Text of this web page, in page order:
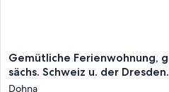
Gemütliche
Ferienwohnung,
Gemütliche Ferienwohnung, gelegen zw. der
sächs. Schweiz u. der Dresden.
Dohna